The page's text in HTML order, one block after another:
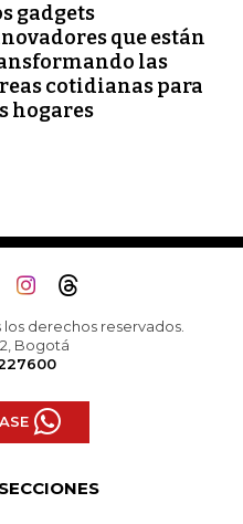
gadgets
que están
las
cotidianas para
hogares
los derechos reservados.
Bogotá